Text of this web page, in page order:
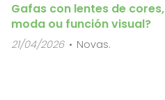
Gafas con lentes de cores,
moda ou función visual?
21/04/2026 Novas.